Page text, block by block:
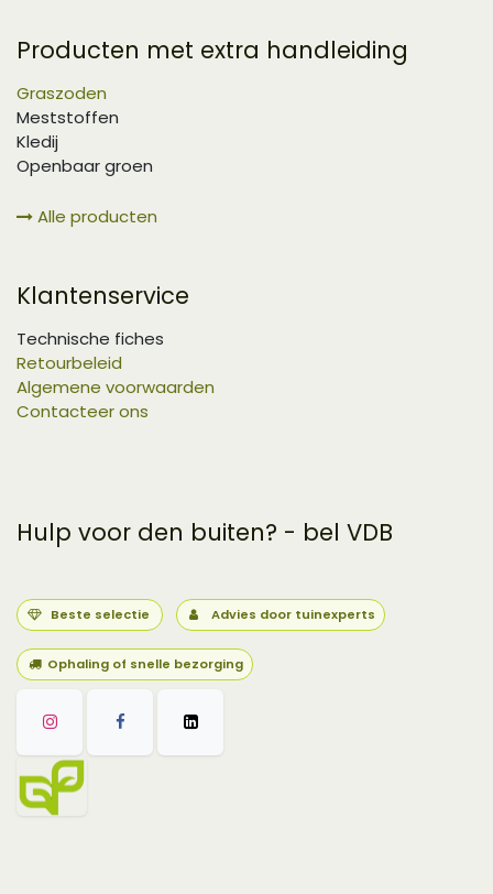
Producten met extra handleiding
Graszoden
Meststoffen
Kledij
Openbaar groen
Alle producten
Klantenservice
Technische fiches
Retourbeleid
Algemene voorwaarden
Contacteer ons
Hulp voor den buiten? - bel VDB
Beste selectie Advies door tuinexperts
Ophaling of snelle bezorging